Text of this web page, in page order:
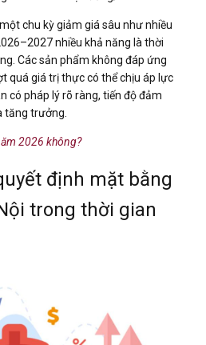
chu kỳ giảm giá sâu như nhiều
nhiều khả năng là thời
Các sản phẩm không đáp ứng
quá giá trị thực có thể chịu áp lực
có pháp lý rõ ràng, tiến độ đảm
tăng trưởng.
2026 không?
định mặt bằng
trong thời gian